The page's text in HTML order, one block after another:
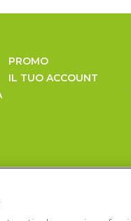
PROMO
IL TUO ACCOUNT